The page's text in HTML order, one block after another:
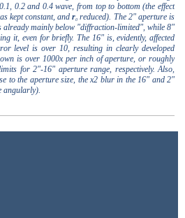
0.2 and 0.4 wave, from top to bottom (the effect
kept constant, andr0 reduced). The 2" aperture is
already mainly below "diffraction-limited", while 8"
it, even for briefly. The 16" is, evidently, affected
level is over 10, resulting in clearly developed
is over 1000x per inch of aperture, or roughly
for 2"-16" aperture range, respectively. Also,
to the aperture size, the x2 blur in the 16" and 2"
angularly).